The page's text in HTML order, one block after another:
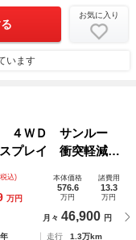
お気に入り
います
４ＷＤ サンルー
スプレイ 衝突軽減
シート 前席シート
スマートキー ＬＥ
込)
万円
本体価格
576.6
万円
諸費用
13.3
万円
月々 46,900 円
走行 1.3万km